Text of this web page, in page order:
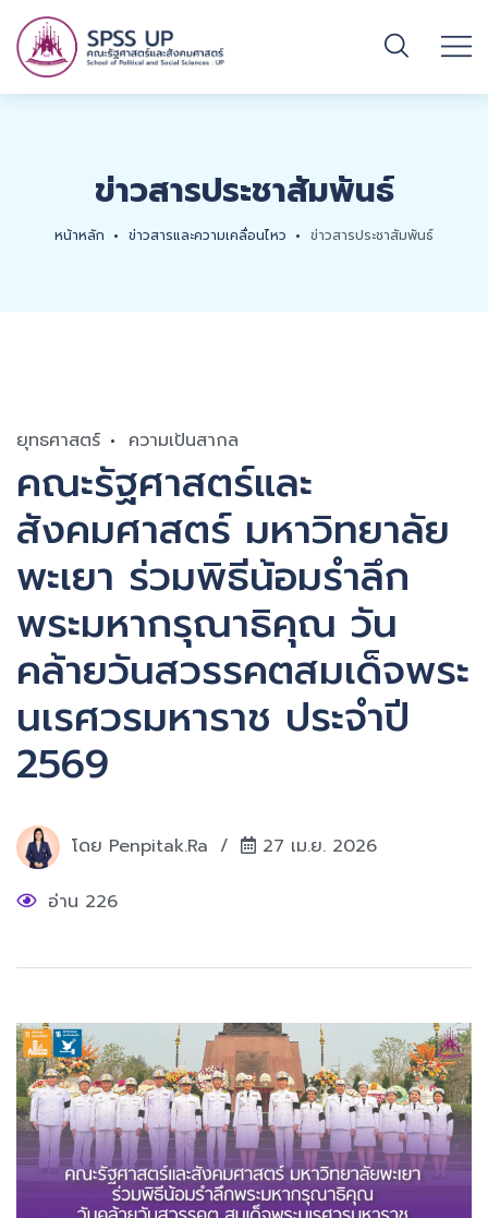
ข่าวสารประชาสัมพันธ์
หน้าหลัก ข่าวสารและความเคลื่อนไหว ข่าวสารประชาสัมพันธ์
ยุทธศาสตร์ ความเป้นสากล
คณะรัฐศาสตร์และ
สังคมศาสตร์ มหาวิทยาลัย
พะเยา ร่วมพิธีน้อมรำลึก
พระมหากรุณาธิคุณ วัน
คล้ายวันสวรรคตสมเด็จพระ
นเรศวรมหาราช ประจำปี
2569
โดย Penpitak.ra 27 เม.ย. 2026
อ่าน 226